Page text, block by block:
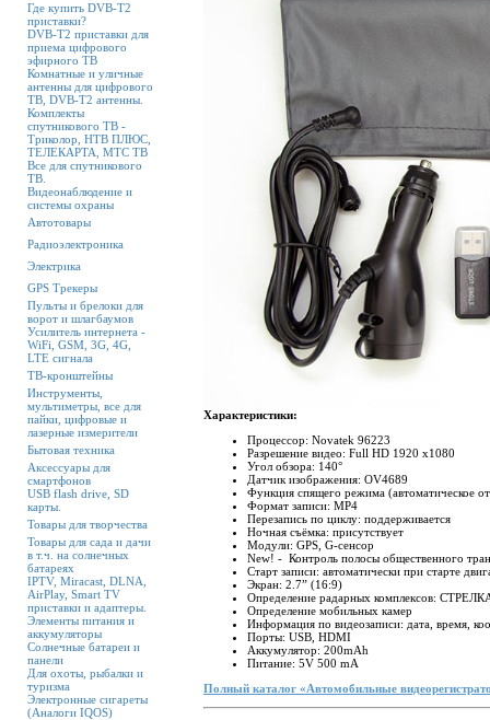
Где купить DVB-T2
приставки?
DVB-T2 приставки для
приема цифрового
эфирного ТВ
Комнатные и уличные
антенны для цифрового
ТВ, DVB-T2 антенны.
Комплекты
спутникового ТВ -
Триколор, НТВ ПЛЮС,
ТЕЛЕКАРТА, МТС ТВ
Все для спутникового
ТВ.
Видеонаблюдение и
системы охраны
Автотовары
Радиоэлектроника
Электрика
GPS Трекеры
Пульты и брелоки для
ворот и шлагбаумов
Усилитель интернета -
WiFi, GSM, 3G, 4G,
LTE сигнала
ТВ-кронштейны
Инструменты,
мультиметры, все для
пайки, цифровые и
лазерные измерители
Бытовая техника
Аксессуары для
смартфонов
USB flash drive, SD
карты.
Товары для творчества
Товары для сада и дачи
в т.ч. на солнечных
батареях
IPTV, Miracast, DLNA,
AirPlay, Smart TV
приставки и адаптеры.
Элементы питания и
аккумуляторы
Солнечные батареи и
панели
Для охоты, рыбалки и
туризма
Электронные сигареты
(Аналоги IQOS)
Характеристики:
Процессор: Novatek 96223
Разрешение видео: Full HD 1920 x1080
Угол обзора: 140°
Датчик изображения: OV4689
Функция спящего режима (автоматическое
Формат записи: MP4
Перезапись по циклу: поддерживается
Ночная съёмка: присутствует
Модули: GPS, G-сенсор
New! - Контроль полосы общественного
Старт записи: автоматически при старте
Экран: 2.7” (16:9)
Определение радарных комплексов:
Определение мобильных камер
Информация по видеозаписи: дата, время,
Порты: USB, HDMI
Аккумулятор: 200mAh
Питание: 5V 500 mA
Полный каталог «Автомобильные